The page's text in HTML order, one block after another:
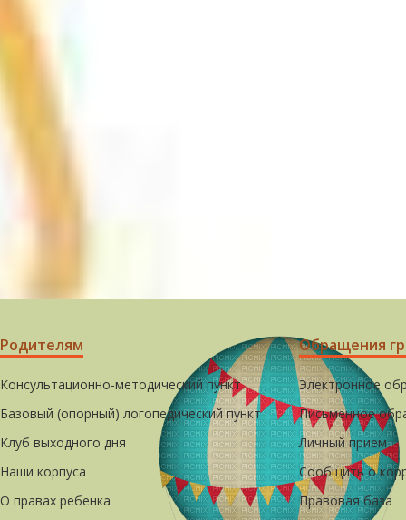
Родителям
Консультационно-методический пункт
Базовый (опорный) логопедический пункт
Клуб выходного дня
Наши корпуса
О правах ребенка
Обращения
Электронное
Письменное
Личный прием
Сообщить о
Правовая база